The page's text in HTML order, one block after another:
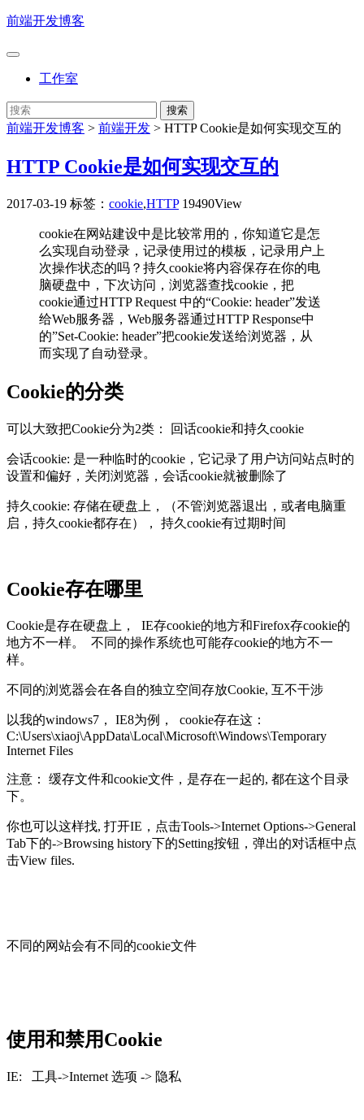
前端开发博客
工作室
前端开发博客 > 前端开发 > HTTP Cookie是如何实现交互的
HTTP Cookie是如何实现交互的
2017-03-19 标签： cookie,HTTP 19490View
cookie在网站建设中是比较常用的，你知道它是怎
么实现自动登录，记录使用过的模板，记录用户上
次操作状态的吗？持久cookie将内容保存在你的电
脑硬盘中，下次访问，浏览器查找cookie，把
cookie通过HTTP Request 中的“Cookie: header”发送
给Web服务器，Web服务器通过HTTP Response中
的”Set-Cookie: header”把cookie发送给浏览器，从
而实现了自动登录。
Cookie的分类
可以大致把Cookie分为2类： 回话cookie和持久cookie
会话cookie: 是一种临时的cookie，它记录了用户访问站点时的
设置和偏好，关闭浏览器，会话cookie就被删除了
持久cookie: 存储在硬盘上，（不管浏览器退出，或者电脑重
启，持久cookie都存在）， 持久cookie有过期时间
Cookie存在哪里
Cookie是存在硬盘上， IE存cookie的地方和Firefox存cookie的
地方不一样。 不同的操作系统也可能存cookie的地方不一
样。
不同的浏览器会在各自的独立空间存放Cookie, 互不干涉
以我的windows7， IE8为例， cookie存在这：
C:\Users\xiaoj\AppData\Local\Microsoft\Windows\Temporary
Internet Files
注意： 缓存文件和cookie文件，是存在一起的, 都在这个目录
下。
你也可以这样找, 打开IE，点击Tools->Internet Options->General
Tab下的->Browsing history下的Setting按钮，弹出的对话框中点
击View files.
不同的网站会有不同的cookie文件
使用和禁用Cookie
IE: 工具->Internet 选项 -> 隐私